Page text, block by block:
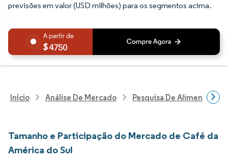
previsões em valor (USD milhões) para os segmentos acima.
4750
Início Análise De Mercado Pesquisa De Alimentos E
Tamanho e Participação do Mercado de Café da
América do Sul